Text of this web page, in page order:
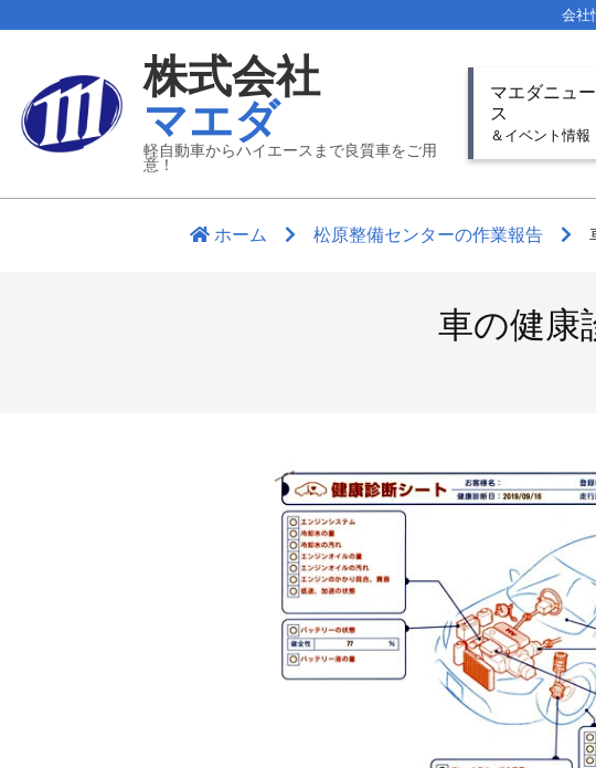
会社
株式会社
マエダ
軽自動車からハイエースまで良質車をご用
意！
Navigation
Menu
マエダニュー
ス
＆イベント情報
ホーム 松原整備センターの作業報告
車の健康